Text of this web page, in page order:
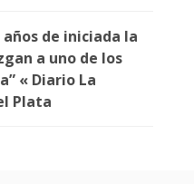
de iniciada la
a uno de los
« Diario La
Plata